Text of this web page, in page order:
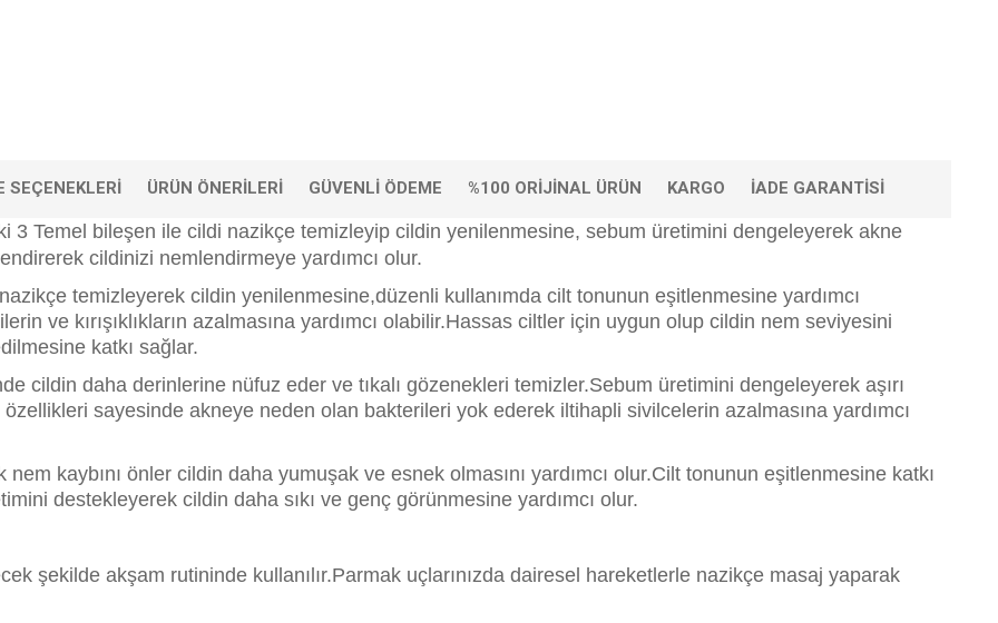
SEÇENEKLERI ÜRÜN ÖNERILERI GÜVENLI ÖDEME %100 ORIJINAL ÜRÜN KARGO İADE GARANTISI
3 Temel bileşen ile cildi nazikçe temizleyip cildin yenilenmesine, sebum üretimini dengeleyerek akne
cildinizi nemlendirmeye yardımcı olur.
temizleyerek cildin yenilenmesine,düzenli kullanımda cilt tonunun eşitlenmesine yardımcı
ve kırışıklıkların azalmasına yardımcı olabilir.Hassas ciltler için uygun olup cildin nem seviyesini
katkı sağlar.
cildin daha derinlerine nüfuz eder ve tıkalı gözenekleri temizler.Sebum üretimini dengeleyerek aşırı
sayesinde akneye neden olan bakterileri yok ederek iltihapli sivilcelerin azalmasına yardımcı
kaybını önler cildin daha yumuşak ve esnek olmasını yardımcı olur.Cilt tonunun eşitlenmesine katkı
destekleyerek cildin daha sıkı ve genç görünmesine yardımcı olur.
şekilde akşam rutininde kullanılır.Parmak uçlarınızda dairesel hareketlerle nazikçe masaj yaparak